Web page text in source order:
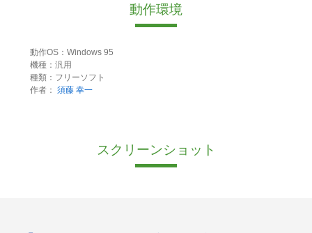
動作環境
動作OS：Windows 95
機種：汎用
種類：フリーソフト
作者： 須藤 幸一
スクリーンショット